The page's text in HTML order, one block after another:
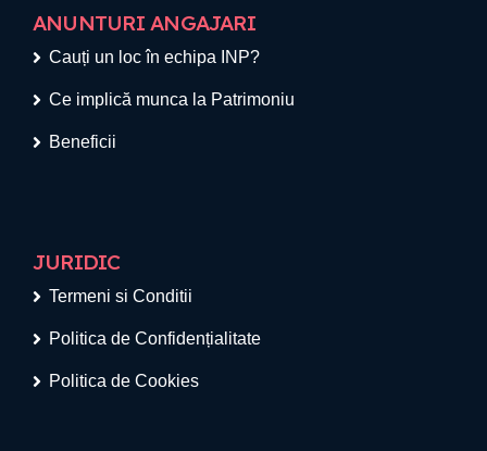
ANUNTURI ANGAJARI
Cauți un loc în echipa INP?
Ce implică munca la Patrimoniu
Beneficii
JURIDIC
Termeni si Conditii
Politica de Confidențialitate
Politica de Cookies